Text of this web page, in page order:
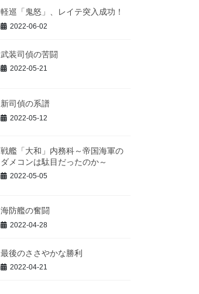
軽巡「鬼怒」、レイテ突入成功！
2022-06-02
武装司偵の苦闘
2022-05-21
新司偵の系譜
2022-05-12
戦艦「大和」内務科～帝国海軍の
ダメコンは駄目だったのか～
2022-05-05
海防艦の奮闘
2022-04-28
最後のささやかな勝利
2022-04-21